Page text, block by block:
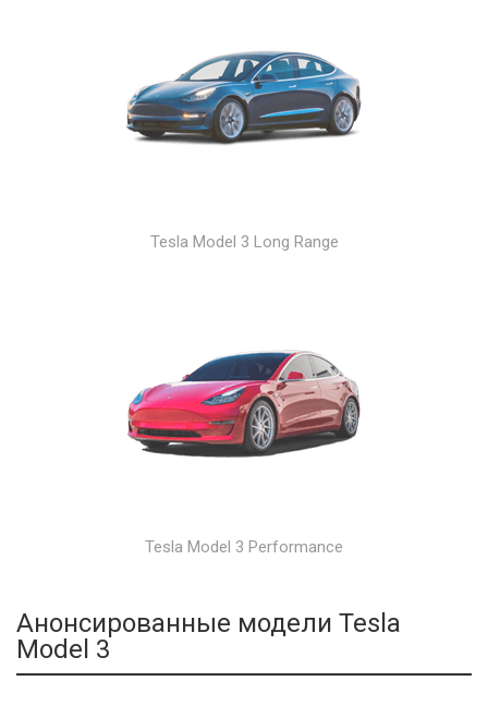
Tesla Model 3 Long Range
Tesla Model 3 Performance
Анонсированные модели Tesla
Model 3